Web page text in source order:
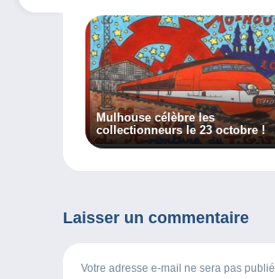
Mulhouse célèbre les
collectionneurs le 23 octobre !
Laisser un commentaire
Votre adresse e-mail ne sera pas